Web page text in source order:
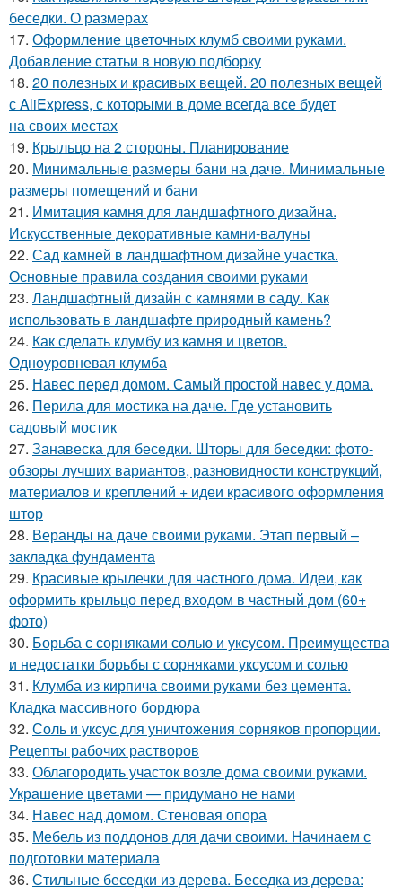
беседки. О размерах
17. Оформление цветочных клумб своими руками.
Добавление статьи в новую подборку
18. 20 полезных и красивых вещей. 20 полезных вещей
с AliExpress, с которыми в доме всегда все будет
на своих местах
19. Крыльцо на 2 стороны. Планирование
20. Минимальные размеры бани на даче. Минимальные
размеры помещений и бани
21. Имитация камня для ландшафтного дизайна.
Искусственные декоративные камни-валуны
22. Сад камней в ландшафтном дизайне участка.
Основные правила создания своими руками
23. Ландшафтный дизайн с камнями в саду. Как
использовать в ландшафте природный камень?
24. Как сделать клумбу из камня и цветов.
Одноуровневая клумба
25. Навес перед домом. Самый простой навес у дома.
26. Перила для мостика на даче. Где установить
садовый мостик
27. Занавеска для беседки. Шторы для беседки: фото-
обзоры лучших вариантов, разновидности конструкций,
материалов и креплений + идеи красивого оформления
штор
28. Веранды на даче своими руками. Этап первый –
закладка фундамента
29. Красивые крылечки для частного дома. Идеи, как
оформить крыльцо перед входом в частный дом (60+
фото)
30. Борьба с сорняками солью и уксусом. Преимущества
и недостатки борьбы с сорняками уксусом и солью
31. Клумба из кирпича своими руками без цемента.
Кладка массивного бордюра
32. Соль и уксус для уничтожения сорняков пропорции.
Рецепты рабочих растворов
33. Облагородить участок возле дома своими руками.
Украшение цветами — придумано не нами
34. Навес над домом. Стеновая опора
35. Мебель из поддонов для дачи своими. Начинаем с
подготовки материала
36. Стильные беседки из дерева. Беседка из дерева: